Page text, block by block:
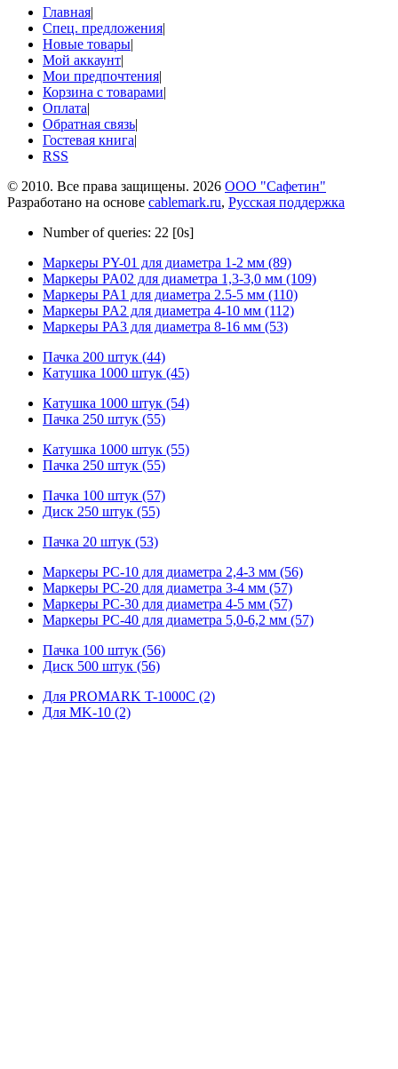
Главная|
Спец. предложения|
Новые товары|
Мой аккаунт|
Мои предпочтения|
Корзина с товарами|
Оплата|
Обратная связь|
Гостевая книга|
RSS
© 2010. Все права защищены. 2026 ООО "Сафетин"
Разработано на основе cablemark.ru, Русская поддержка
Number of queries: 22 [0s]
Маркеры PY-01 для диаметра 1-2 мм (89)
Маркеры PA02 для диаметра 1,3-3,0 мм (109)
Маркеры PA1 для диаметра 2.5-5 мм (110)
Маркеры PA2 для диаметра 4-10 мм (112)
Маркеры PA3 для диаметра 8-16 мм (53)
Пачка 200 штук (44)
Катушка 1000 штук (45)
Катушка 1000 штук (54)
Пачка 250 штук (55)
Катушка 1000 штук (55)
Пачка 250 штук (55)
Пачка 100 штук (57)
Диск 250 штук (55)
Пачка 20 штук (53)
Маркеры PC-10 для диаметра 2,4-3 мм (56)
Маркеры PC-20 для диаметра 3-4 мм (57)
Маркеры PC-30 для диаметра 4-5 мм (57)
Маркеры PC-40 для диаметра 5,0-6,2 мм (57)
Пачка 100 штук (56)
Диск 500 штук (56)
Для PROMARK T-1000C (2)
Для MK-10 (2)